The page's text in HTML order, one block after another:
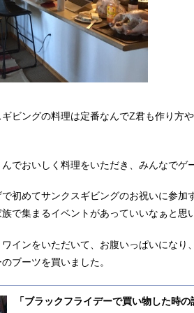
ビングの料理は定番なんでZ君も作り方
でおいしく料理をいただき、みんなでゲ
初めてサンクスギビングのお祝いに参
で集まるイベントがあっていいなぁと思
インをいただいて、お腹いっぱいにな
ブーツを買いました。
「ブラックフライデーで買い物した時の